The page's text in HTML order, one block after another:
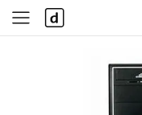
사
이
다
나
와